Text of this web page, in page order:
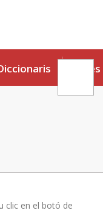
Eines
clic en el botó de